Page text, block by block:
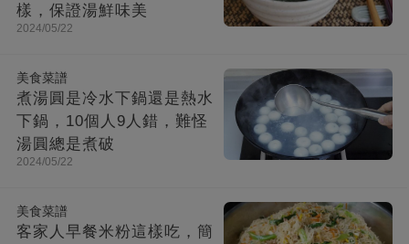
樣，保證湯鮮味美
2024/05/22
美食菜譜
煮湯圓是冷水下鍋還是熱水
下鍋，10個人9人錯，難怪
湯圓總是煮破
2024/05/22
美食菜譜
客家人早餐米粉這樣吃，簡